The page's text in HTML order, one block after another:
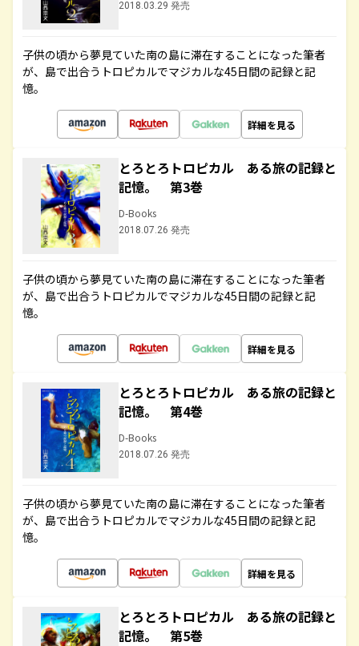
2018.03.29 発売
子供の頃から夢見ていた南の島に滞在することになった筆者
が、島で出合うトロピカルでマジカルな45日間の記録と記
憶。
詳細を見る
とろとろトロピカル ある旅の記録と
記憶。 第3巻
D-Books
2018.07.26 発売
子供の頃から夢見ていた南の島に滞在することになった筆者
が、島で出合うトロピカルでマジカルな45日間の記録と記
憶。
詳細を見る
とろとろトロピカル ある旅の記録と
記憶。 第4巻
D-Books
2018.07.26 発売
子供の頃から夢見ていた南の島に滞在することになった筆者
が、島で出合うトロピカルでマジカルな45日間の記録と記
憶。
詳細を見る
とろとろトロピカル ある旅の記録と
記憶。 第5巻